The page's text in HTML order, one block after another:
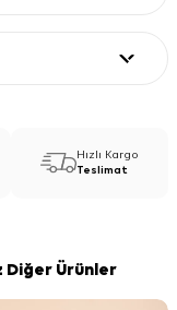
Hızlı Kargo
Teslimat
Diğer Ürünler